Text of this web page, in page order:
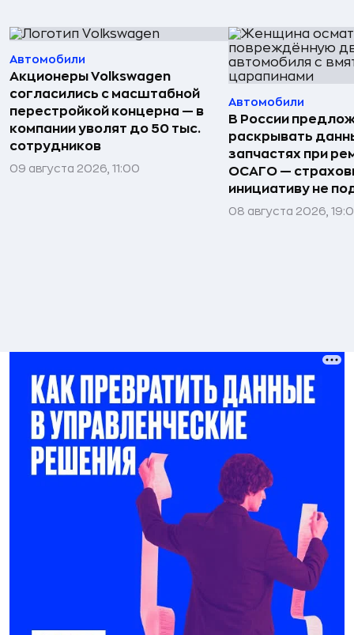
Автомобили
Акционеры Volkswagen
согласились с масштабной
перестройкой концерна — в
компании уволят до 50 тыс.
сотрудников
09 августа 2026, 11:00
Автомобили
В России
раскрывать
запчастях при
ОСАГО —
инициативу не
08 августа 2026,